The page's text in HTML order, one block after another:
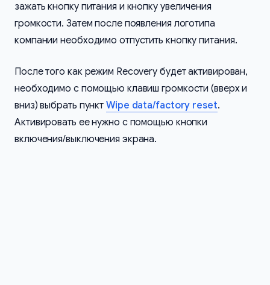
зажать кнопку питания и кнопку увеличения
громкости. Затем после появления логотипа
компании необходимо отпустить кнопку питания.
После того как режим Recovery будет активирован,
необходимо с помощью клавиш громкости (вверх и
вниз) выбрать пункт Wipe data/factory reset.
Активировать ее нужно с помощью кнопки
включения/выключения экрана.